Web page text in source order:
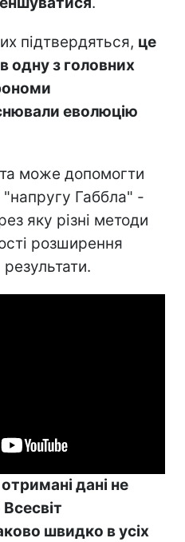
підтвердяться, це
одну з головних
еволюцію
може допомогти
"напругу Габбла" -
яку різні методи
розширення
результати.
отримані дані не
швидко в усіх